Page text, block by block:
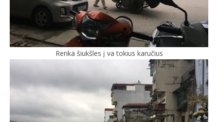
Renka šiukšles į va tokius karučius